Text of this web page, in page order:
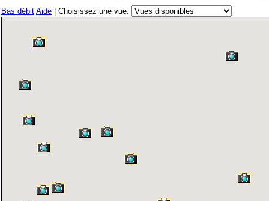
Bas débit Aide | Choisissez une vue: